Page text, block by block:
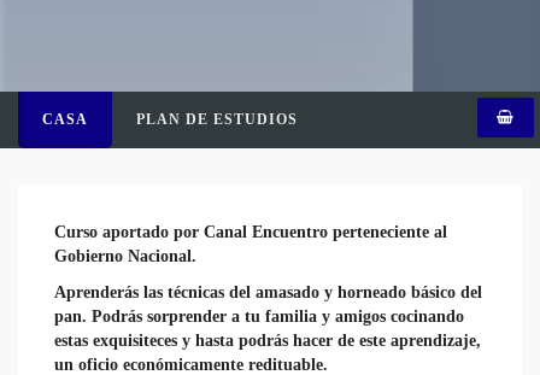
CASA PLAN DE ESTUDIOS
Curso aportado por Canal Encuentro perteneciente al
Gobierno Nacional.
Aprenderás las técnicas del amasado y horneado básico del
pan. Podrás sorprender a tu familia y amigos cocinando
estas exquisiteces y hasta podrás hacer de este aprendizaje,
un oficio económicamente redituable.